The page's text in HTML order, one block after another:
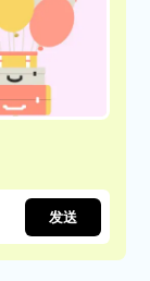
发送